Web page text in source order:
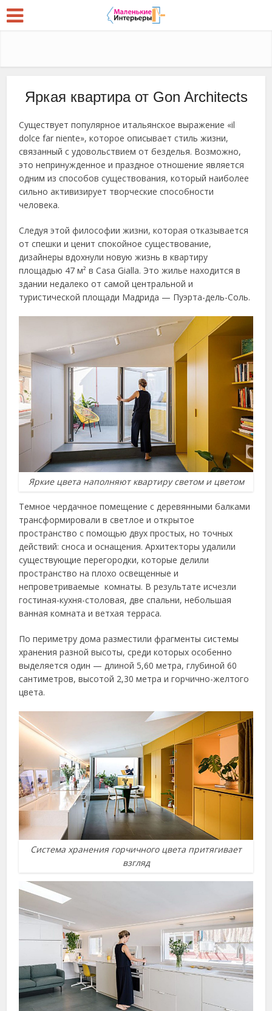
Яркая квартира от Gon Architects
Существует популярное итальянское выражение «il
dolce far niente», которое описывает стиль жизни,
связанный с удовольствием от безделья. Возможно,
это непринужденное и праздное отношение является
одним из способов существования, который наиболее
сильно активизирует творческие способности
человека.
Следуя этой философии жизни, которая отказывается
от спешки и ценит спокойное существование,
дизайнеры вдохнули новую жизнь в квартиру
площадью 47 м² в Casa Gialla. Это жилье находится в
здании недалеко от самой центральной и
туристической площади Мадрида — Пуэрта-дель-Соль.
Яркие цвета наполняют квартиру светом и цветом
Темное чердачное помещение с деревянными балками
трансформировали в светлое и открытое
пространство с помощью двух простых, но точных
действий: сноса и оснащения. Архитекторы удалили
существующие перегородки, которые делили
пространство на плохо освещенные и
непроветриваемые комнаты. В результате исчезли
гостиная-кухня-столовая, две спальни, небольшая
ванная комната и ветхая терраса.
По периметру дома разместили фрагменты системы
хранения разной высоты, среди которых особенно
выделяется один — длиной 5,60 метра, глубиной 60
сантиметров, высотой 2,30 метра и горчично-желтого
цвета.
Система хранения горчичного цвета притягивает
взгляд